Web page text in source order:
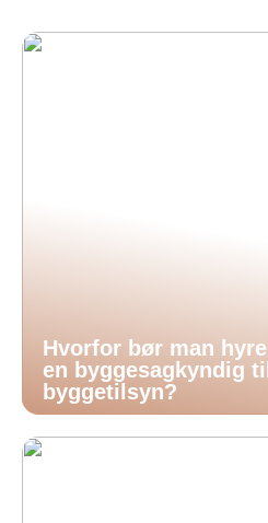
Hvorfor bør man hyre
en byggesagkyndig til
byggetilsyn?